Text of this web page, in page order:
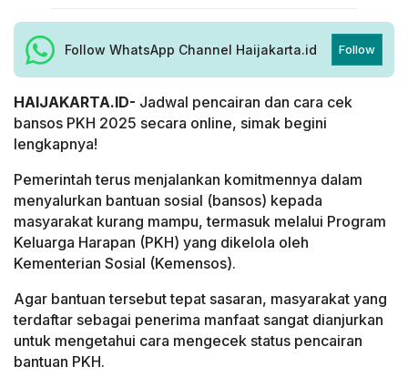
Follow WhatsApp Channel Haijakarta.id Follow
HAIJAKARTA.ID- Jadwal pencairan dan cara cek
bansos PKH 2025 secara online, simak begini
lengkapnya!
Pemerintah terus menjalankan komitmennya dalam
menyalurkan bantuan sosial (bansos) kepada
masyarakat kurang mampu, termasuk melalui Program
Keluarga Harapan (PKH) yang dikelola oleh
Kementerian Sosial (Kemensos).
Agar bantuan tersebut tepat sasaran, masyarakat yang
terdaftar sebagai penerima manfaat sangat dianjurkan
untuk mengetahui cara mengecek status pencairan
bantuan PKH.